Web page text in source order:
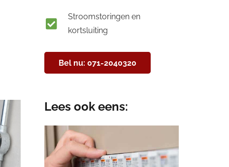
Stroomstoringen en
kortsluiting
Bel nu: 071-2040320
Lees ook eens: